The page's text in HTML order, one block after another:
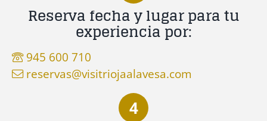
Reserva fecha y lugar para tu
experiencia por:
945 600 710
reservas@visitriojaalavesa.com
4